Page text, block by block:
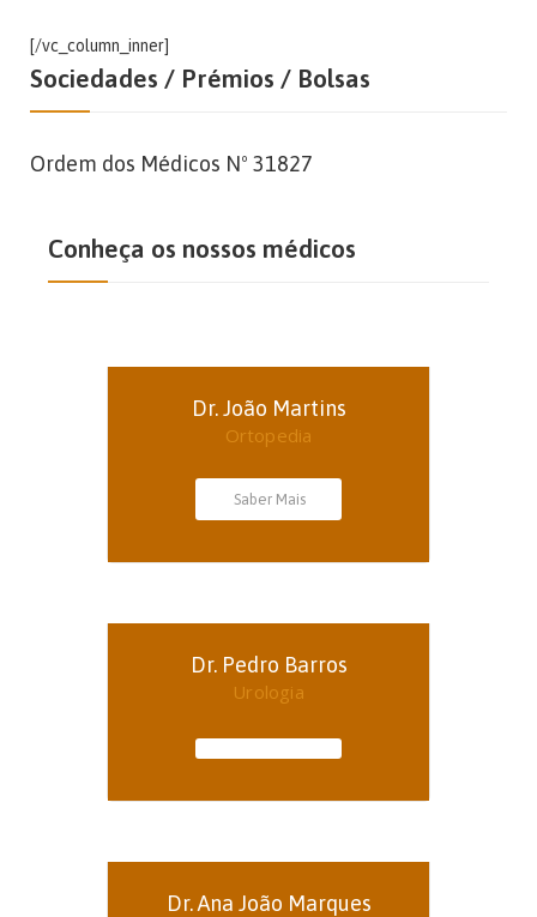
[/vc_column_inner]
Sociedades / Prémios / Bolsas
Ordem dos Médicos Nº 31827
Conheça os nossos médicos
Dr. João Martins
Ortopedia
Saber Mais
Dr. Pedro Barros
Urologia
Dr. Ana João Marques